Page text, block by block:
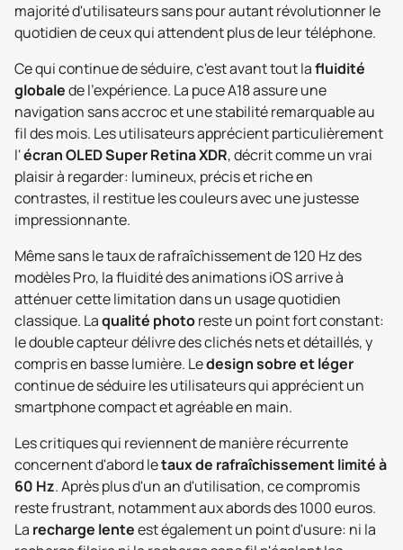
majorité d'utilisateurs sans pour autant révolutionner le
quotidien de ceux qui attendent plus de leur téléphone.
Ce qui continue de séduire, c'est avant tout lafluidité
globalede l'expérience. La puce A18 assure une
navigation sans accroc et une stabilité remarquable au
fil des mois. Les utilisateurs apprécient particulièrement
l'écran OLED Super Retina XDR, décrit comme un vrai
plaisir à regarder: lumineux, précis et riche en
contrastes, il restitue les couleurs avec une justesse
impressionnante.
Même sans le taux de rafraîchissement de 120 Hz des
modèles Pro, la fluidité des animations iOS arrive à
atténuer cette limitation dans un usage quotidien
classique. Laqualité photoreste un point fort constant:
le double capteur délivre des clichés nets et détaillés, y
compris en basse lumière. Ledesign sobre et léger
continue de séduire les utilisateurs qui apprécient un
smartphone compact et agréable en main.
Les critiques qui reviennent de manière récurrente
concernent d'abord letaux de rafraîchissement limité à
60 Hz. Après plus d'un an d'utilisation, ce compromis
reste frustrant, notamment aux abords des 1000 euros.
La recharge lenteest également un point d'usure: ni la